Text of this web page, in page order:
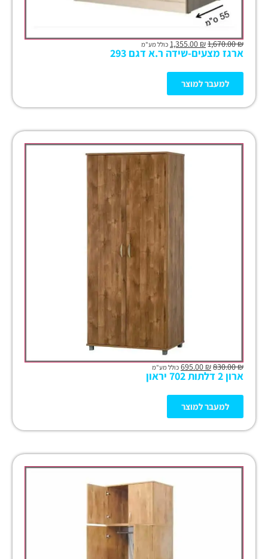
₪
1,670.00
₪ כולל מע"מ
ארגז מצעים-שידה ר.א דגם 293
למעבר למוצר
₪
830.00
₪ כולל מע"מ
ארון 2 דלתות 702 יראון
למעבר למוצר